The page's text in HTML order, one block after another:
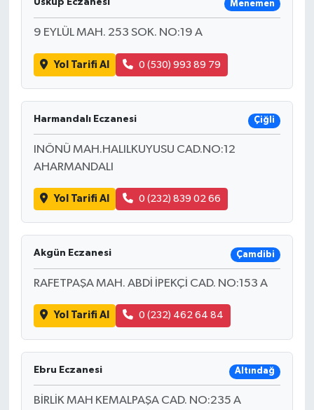
Üsküp Eczanesi Menemen
9 EYLÜL MAH. 253 SOK. NO:19 A
Yol Tarifi Al 0 (530) 993 89 79
Harmandalı Eczanesi Çiğli
INÖNÜ MAH.HALILKUYUSU CAD.NO:12
AHARMANDALI
Yol Tarifi Al 0 (232) 839 02 66
Akgün Eczanesi Çamdibi
RAFETPAŞA MAH. ABDİ İPEKÇİ CAD. NO:153 A
Yol Tarifi Al 0 (232) 462 64 84
Ebru Eczanesi Altındağ
BİRLİK MAH KEMALPAŞA CAD. NO:235 A